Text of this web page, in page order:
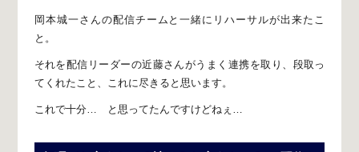
岡本城一さんの配信チームと一緒に リハーサルが出来たこ
と。
それを配信リーダーの近藤さんがうまく連携を取り、 段取っ
てくれたこと、これに尽きると思います。
これで十分… と思ってたんですけどねぇ…